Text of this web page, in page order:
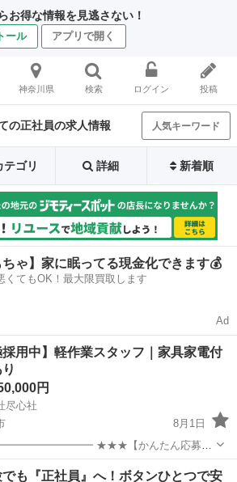
お得な情報を見逃さない！
ール アプリで開く
神奈川県 検索 ログイン 投稿
の正社員の求人情報 人気キーワード
テゴリ 詳細 新着順
ちゃ】家に眠ってる現金化できます💰
くてもOK！最大限買取します
Ad
採用中】軽作業スタッフ｜家具家電付
円
尽心社
8月1日
★★★【かんたん応募は
▼▼ ま
ずはLINEを友だち追加 ▼▼ https://lin.ee/wSdk4Ka ...
場 未経験
も『正社員』へ！ボタンひとつで安